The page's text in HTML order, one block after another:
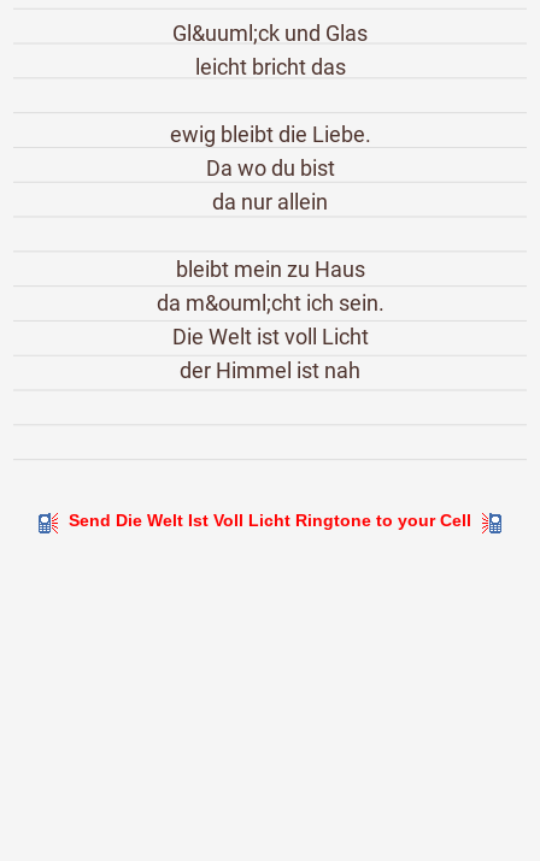
Gl&uuml;ck und Glas
leicht bricht das
ewig bleibt die Liebe.
Da wo du bist
da nur allein
bleibt mein zu Haus
da m&ouml;cht ich sein.
Die Welt ist voll Licht
der Himmel ist nah
Send Die Welt Ist Voll Licht Ringtone to your Cell